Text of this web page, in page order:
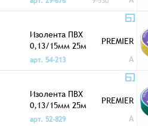
Изолента ПВХ
0,13/15мм 25м
желтая
PREMIER
арт. 54-213
A
Изолента ПВХ
0,13/15мм 25м
зеленая
PREMIER
арт. 52-829
A